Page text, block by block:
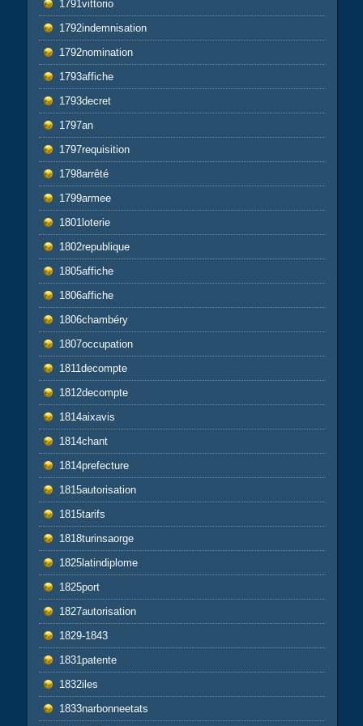
1791vittorio
1792indemnisation
1792nomination
1793affiche
1793decret
1797an
1797requisition
1798arrêté
1799armee
1801loterie
1802republique
1805affiche
1806affiche
1806chambéry
1807occupation
1811decompte
1812decompte
1814aixavis
1814chant
1814prefecture
1815autorisation
1815tarifs
1818turinsaorge
1825latindiplome
1825port
1827autorisation
1829-1843
1831patente
1832iles
1833narbonneetats